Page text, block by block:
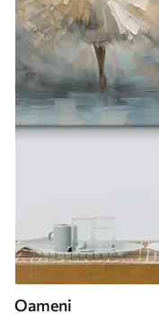
Oameni